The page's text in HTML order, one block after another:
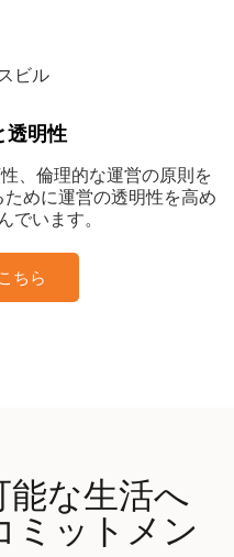
透明性
、倫理的な運営の原則を
めに運営の透明性を高め
でいます。
ちら
能な生活へ
ミットメン